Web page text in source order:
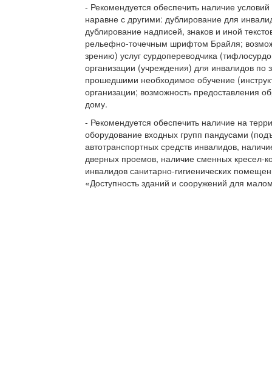
- Рекомендуется обеспечить наличие
наравне с другими: дублирование для
дублирование надписей, знаков и иной
рельефно-точечным шрифтом Брайля;
зрению) услуг сурдопереводчика
организации (учреждения) для инвалидов
прошедшими необходимое обучение
организации; возможность предоставления
дому.
- Рекомендуется обеспечить наличие на
оборудование входных групп пандусами
автотранспортных средств инвалидов,
дверных проемов, наличие сменных кресел-
инвалидов санитарно-гигиенических
«Доступность зданий и сооружений для